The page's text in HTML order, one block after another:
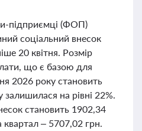
підприємці (ФОП)
соціальний внесок
20 квітня. Розмір
що є базою для
2026 року становить
залишилася на рівні 22%.
становить 1902,34
квартал – 5707,02 грн.